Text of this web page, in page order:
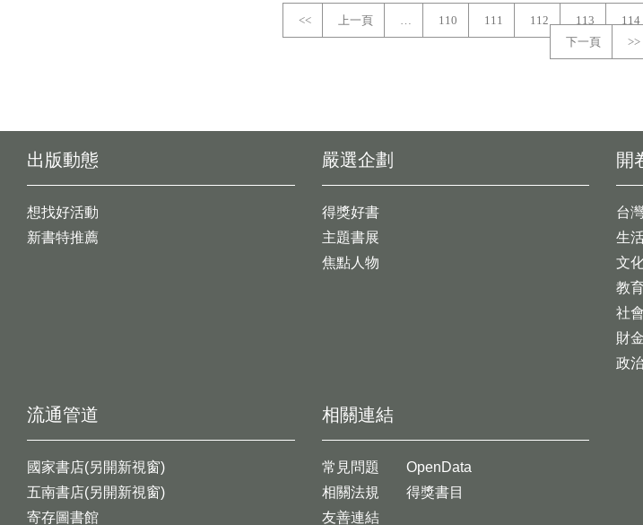
<< 上一頁 110 111 112 113 114
下一頁
>>
出版動態
想找好活動
新書特推薦
開
台
生
文
教
社
財
政
嚴選企劃
得獎好書
主題書展
焦點人物
流通管道
國家書店(另開新視窗)
五南書店(另開新視窗)
寄存圖書館
相關連結
常見問題
相關法規
友善連結
OpenData
得獎書目